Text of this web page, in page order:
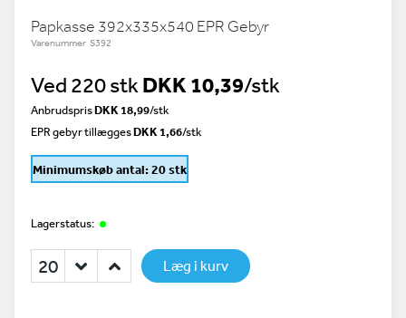
Papkasse 392x335x540 EPR Gebyr
Varenummer S392
Ved 220 stk DKK 10,39/stk
AnbrudsprisDKK 18,99/stk
EPR gebyr tillæggesDKK 1,66/stk
Minimumskøb antal: 20 stk
Lagerstatus:
Læg i kurv